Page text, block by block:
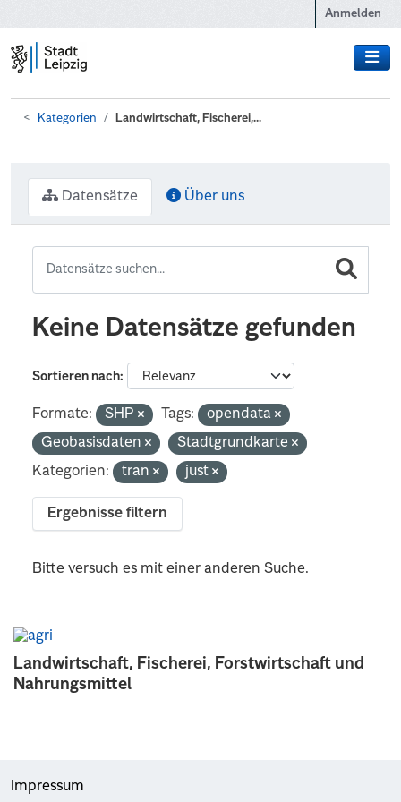
Anmelden
Kategorien Landwirtschaft, Fischerei,...
Landwirtschaft, Fischerei, Forstwirtschaft und
Nahrungsmittel
Datensätze Über uns
Keine Datensätze gefunden
Sortieren nach
Formate: SHP Tags:
opendata
Geobasisdaten
Stadtgrundkarte
Kategorien:
tran just
Ergebnisse filtern
Bitte versuch es mit einer anderen Suche.
Impressum